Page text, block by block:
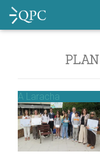
A Laracha